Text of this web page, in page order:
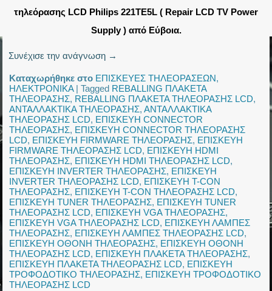
τηλεόρασης LCD Philips 221TE5L ( Repair LCD TV Power
Supply ) από Εύβοια.
Συνέχισε την ανάγνωση →
Καταχωρήθηκε στο ΕΠΙΣΚΕΥΕΣ ΤΗΛΕΟΡΑΣΕΩΝ,
ΗΛΕΚΤΡΟΝΙΚΑ|Tagged REBALLING ΠΛΑΚΕΤΑ
ΤΗΛΕΟΡΑΣΗΣ, REBALLING ΠΛΑΚΕΤΑ ΤΗΛΕΟΡΑΣΗΣ LCD,
ΑΝΤΑΛΛΑΚΤΙΚΑ ΤΗΛΕΟΡΑΣΗΣ,ΑΝΤΑΛΛΑΚΤΙΚΑ
ΤΗΛΕΟΡΑΣΗΣ LCD, ΕΠΙΣΚΕΥΗ CONNECTOR
ΤΗΛΕΟΡΑΣΗΣ, ΕΠΙΣΚΕΥΗ CONNECTOR ΤΗΛΕΟΡΑΣΗΣ
LCD, ΕΠΙΣΚΕΥΗ FIRMWARE ΤΗΛΕΟΡΑΣΗΣ, ΕΠΙΣΚΕΥΗ
FIRMWARE ΤΗΛΕΟΡΑΣΗΣ LCD, ΕΠΙΣΚΕΥΗ HDMI
ΤΗΛΕΟΡΑΣΗΣ, ΕΠΙΣΚΕΥΗ HDMI ΤΗΛΕΟΡΑΣΗΣ LCD,
ΕΠΙΣΚΕΥΗ INVERTER ΤΗΛΕΟΡΑΣΗΣ, ΕΠΙΣΚΕΥΗ
INVERTER ΤΗΛΕΟΡΑΣΗΣ LCD, ΕΠΙΣΚΕΥΗ T-CON
ΤΗΛΕΟΡΑΣΗΣ, ΕΠΙΣΚΕΥΗ T-CON ΤΗΛΕΟΡΑΣΗΣ LCD,
ΕΠΙΣΚΕΥΗ TUNER ΤΗΛΕΟΡΑΣΗΣ, ΕΠΙΣΚΕΥΗ TUNER
ΤΗΛΕΟΡΑΣΗΣ LCD, ΕΠΙΣΚΕΥΗ VGA ΤΗΛΕΟΡΑΣΗΣ,
ΕΠΙΣΚΕΥΗ VGA ΤΗΛΕΟΡΑΣΗΣ LCD, ΕΠΙΣΚΕΥΗ ΛΑΜΠΕΣ
ΤΗΛΕΟΡΑΣΗΣ, ΕΠΙΣΚΕΥΗ ΛΑΜΠΕΣ ΤΗΛΕΟΡΑΣΗΣ LCD,
ΕΠΙΣΚΕΥΗ ΟΘΟΝΗ ΤΗΛΕΟΡΑΣΗΣ, ΕΠΙΣΚΕΥΗ ΟΘΟΝΗ
ΤΗΛΕΟΡΑΣΗΣ LCD, ΕΠΙΣΚΕΥΗ ΠΛΑΚΕΤΑ ΤΗΛΕΟΡΑΣΗΣ,
ΕΠΙΣΚΕΥΗ ΠΛΑΚΕΤΑ ΤΗΛΕΟΡΑΣΗΣ LCD, ΕΠΙΣΚΕΥΗ
ΤΡΟΦΟΔΟΤΙΚΟ ΤΗΛΕΟΡΑΣΗΣ, ΕΠΙΣΚΕΥΗ ΤΡΟΦΟΔΟΤΙΚΟ
ΤΗΛΕΟΡΑΣΗΣ LCD